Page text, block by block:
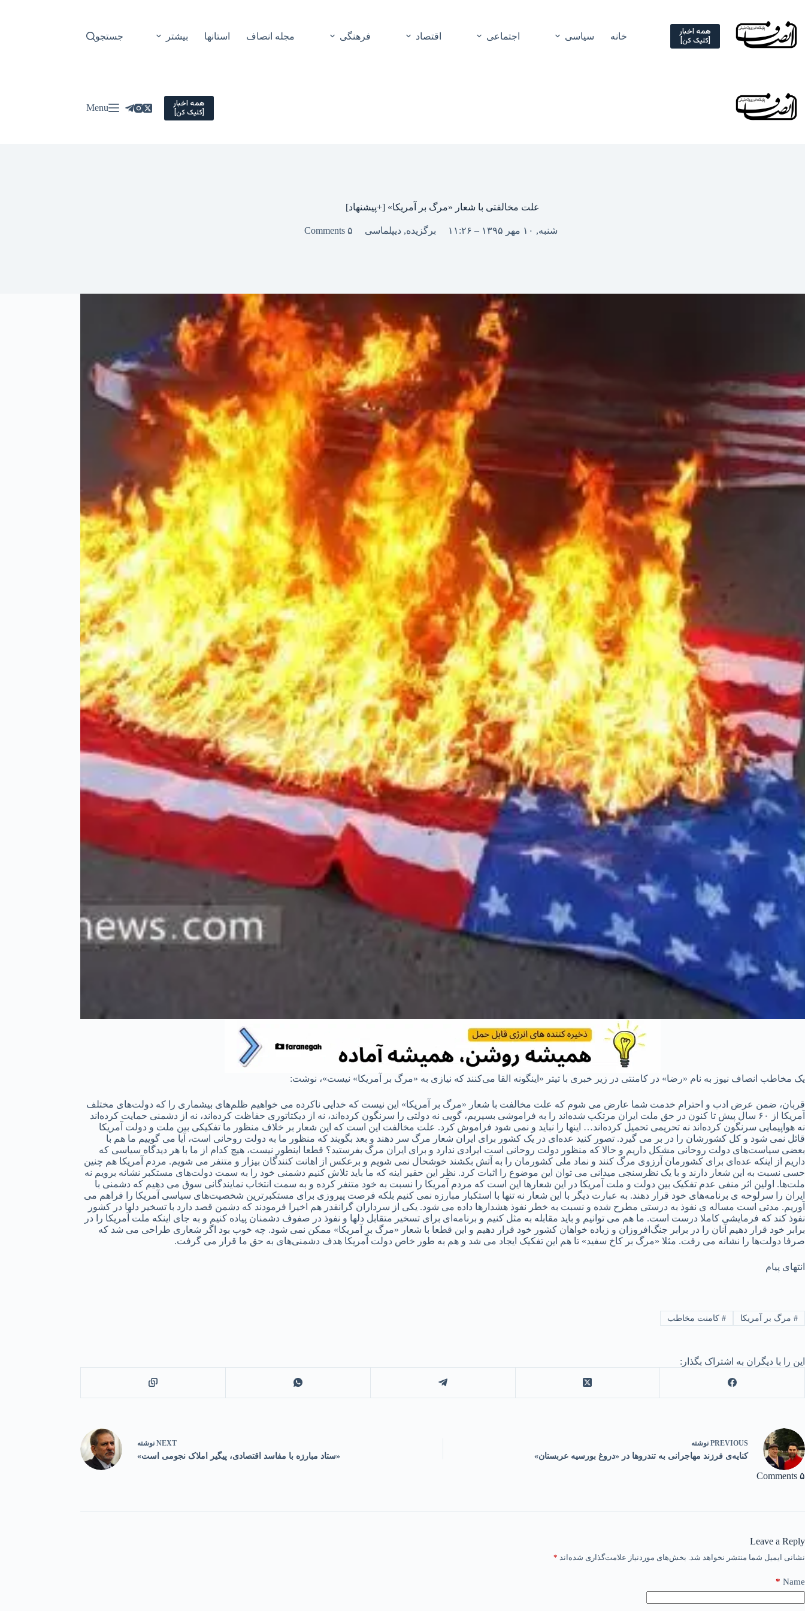
content
همه اخبار
[کلیک کن] خانه سیاسی اجتماعی اقتصاد فرهنگی مجله انصاف استانها بیشتر جستجو
همه اخبار
[کلیک کن] Menu
علت مخالفتی با شعار «مرگ بر آمریکا» [+پیشنهاد]
شنبه, ۱۰ مهر ۱۳۹۵ – ۱۱:۲۶ برگزیده,دیپلماسی ۵ Comments
یک مخاطب انصاف نیوز به نام «رضا» در کامنتی در زیر خبری با تیتر «اینگونه القا می‌کنند که نیازی به «مرگ بر آمریکا» نیست»، نوشت:
قربان، ضمن عرض ادب و احترام خدمت شما عارض می شوم که علت مخالفت با شعار «مرگ بر آمریکا» این نیست که خدایی ناکرده می خواهیم ظلم‌های بیشماری را که دولت‌های مختلف
آمریکا از ۶۰ سال پیش تا کنون در حق ملت ایران مرتکب شده‌اند را به فراموشی بسپریم، گویی نه دولتی را سرنگون کرده‌اند، نه از دیکتاتوری حفاظت کرده‌اند، نه از دشمنی حمایت کرده‌اند
نه هواپیمایی سرنگون کرده‌اند نه تحریمی تحمیل کرده‌اند… اینها را نباید و نمی شود فراموش کرد. علت مخالفت این است که این شعار بر خلاف منظور ما تفکیکی بین ملت و دولت آمریکا
قائل نمی شود و کل کشورشان را در بر می گیرد. تصور کنید عده‌ای در یک کشور برای ایران شعار مرگ سر دهند و بعد بگویند که منظور ما به دولت روحانی است، آیا می گوییم ما هم با
بعضی سیاست‌های دولت روحانی مشکل داریم و حالا که منظور دولت روحانی است ایرادی ندارد و برای ایران مرگ بفرستید؟ قطعا اینطور نیست، هیچ کدام از ما با هر دیدگاه سیاسی که
داریم از اینکه عده‌ای برای کشورمان آرزوی مرگ کنند و نماد ملی کشورمان را به آتش بکشند خوشحال نمی شویم و برعکس از اهانت کنندگان بیزار و متنفر می شویم. مردم آمریکا هم چنین
حسی نسبت به این شعار دارند و با یک نظرسنجی میدانی می توان این موضوع را اثبات کرد. نظر این حقیر اینه که ما باید تلاش کنیم دشمنی خود را به سمت دولت‌های مستکبر نشانه برویم نه
ملت‌ها. اولین اثر منفی عدم تفکیک بین دولت و ملت آمریکا در این شعارها این است که مردم آمریکا را نسبت به خود متنفر کرده و به سمت انتخاب نمایندگانی سوق می دهیم که دشمنی با
ایران را سرلوحه ی برنامه‌های خود قرار دهند. به عبارت دیگر با این شعار نه تنها با استکبار مبارزه نمی کنیم بلکه فرصت پیروزی برای مستکبر‌ترین شخصیت‌های سیاسی آمریکا را فراهم می
آوریم. مدتی است مساله ی نفوذ به درستی مطرح شده و نسبت به خطر نفوذ هشدارها داده می شود. یکی از سرداران گرانقدر هم اخیرا فرمودند که دشمن قصد دارد با تسخیر دلها در کشور
نفوذ کند که فرمایشی کاملا درست است. ما هم می توانیم و باید مقابله به مثل کنیم و برنامه‌ای برای تسخیر متقابل دلها و نفوذ در صفوف دشمنان پیاده کنیم و به جای اینکه ملت آمریکا را در
برابر خود قرار دهیم آنان را در برابر جنگ‌افروزان و زیاده خواهان کشور خود قرار دهیم و این قطعا با شعار «مرگ بر آمریکا» ممکن نمی شود. چه خوب بود اگر شعاری طراحی می شد که
صرفا دولت‌ها را نشانه می رفت. مثلا «مرگ بر کاخ سفید» تا هم این تفکیک ایجاد می شد و هم به طور خاص دولت آمریکا هدف دشمنی‌های به حق ما قرار می گرفت.
انتهای پیام
#مرگ بر آمریکا #کامنت مخاطب
این را با دیگران به اشتراک بگذار:
PREVIOUS نوشته
کنایه‌ی فرزند مهاجرانی به تندروها در «دروغ بورسیه عربستان»
NEXT نوشته
«ستاد مبارزه با مفاسد اقتصادی، پیگیر املاک نجومی است»
۵ Comments
Leave a Reply
نشانی ایمیل شما منتشر نخواهد شد. بخش‌های موردنیاز علامت‌گذاری شده‌اند *
Name
*